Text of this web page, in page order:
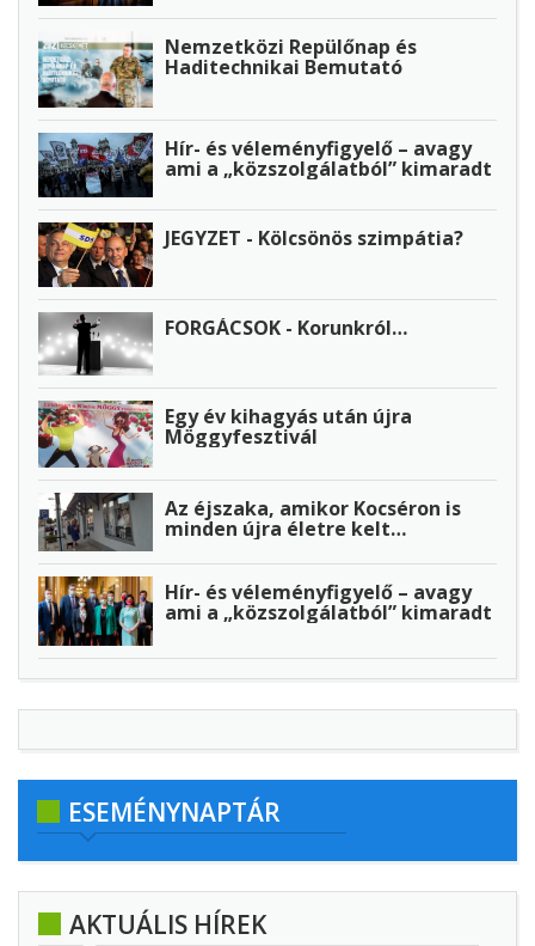
Nemzetközi Repülőnap és
Haditechnikai Bemutató
Hír- és véleményfigyelő – avagy
ami a „közszolgálatból” kimaradt
JEGYZET - Kölcsönös szimpátia?
FORGÁCSOK - Korunkról…
Egy év kihagyás után újra
Möggyfesztivál
Az éjszaka, amikor Kocséron is
minden újra életre kelt…
Hír- és véleményfigyelő – avagy
ami a „közszolgálatból” kimaradt
ESEMÉNYNAPTÁR
AKTUÁLIS HÍREK